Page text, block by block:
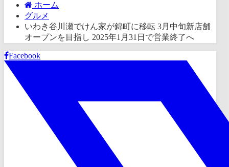
ホーム
グルメ
いわき谷川瀬でけん家が錦町に移転 3月中旬新店舗
オープンを目指し 2025年1月31日で営業終了へ
Facebook